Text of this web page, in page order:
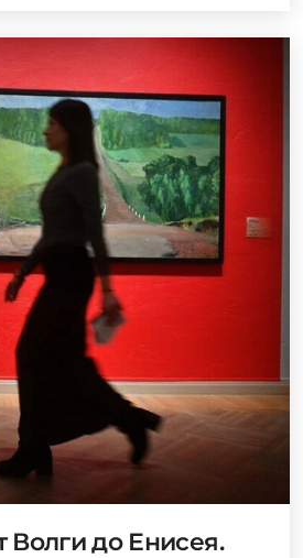
Волги до Енисея.